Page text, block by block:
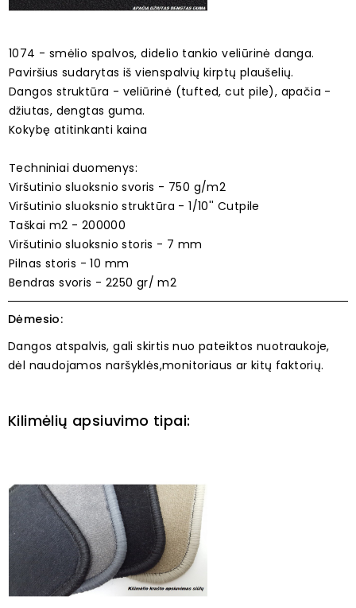
1074 - smėlio spalvos, didelio tankio veliūrinė danga.
Paviršius sudarytas iš vienspalvių kirptų plaušelių.
Dangos struktūra - veliūrinė (tufted, cut pile), apačia -
džiutas, dengtas guma.
Kokybę atitinkanti kaina
Techniniai duomenys:
Viršutinio sluoksnio svoris - 750 g/m2
Viršutinio sluoksnio struktūra - 1/10'' Cutpile
Taškai m2 - 200000
Viršutinio sluoksnio storis - 7 mm
Pilnas storis - 10 mm
Bendras svoris - 2250 gr/ m2
Dėmesio:
Dangos atspalvis, gali skirtis nuo pateiktos nuotraukoje,
dėl naudojamos naršyklės,monitoriaus ar kitų faktorių.
Kilimėlių apsiuvimo tipai: